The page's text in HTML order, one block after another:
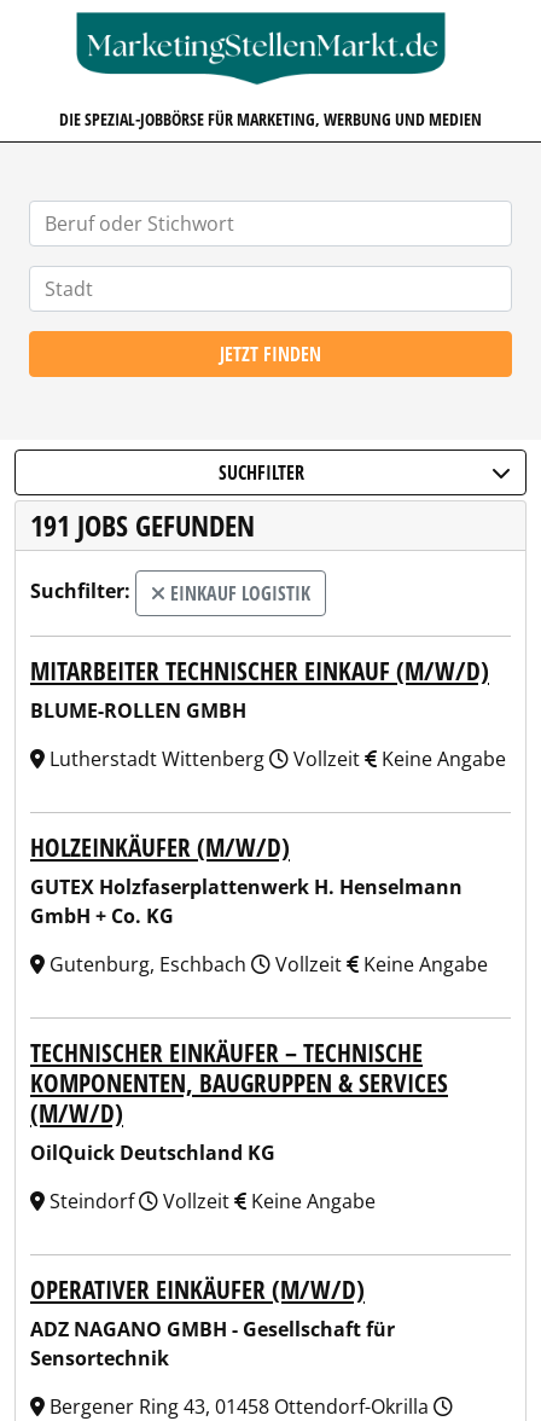
DIE SPEZIAL-JOBBÖRSE FÜR MARKETING, WERBUNG UND MEDIEN
JETZT FINDEN
SUCHFILTER
191 JOBS GEFUNDEN
Suchfilter: EINKAUF LOGISTIK
MITARBEITER TECHNISCHER EINKAUF (M/W/D)
BLUME-ROLLEN GMBH
Lutherstadt Wittenberg
Vollzeit Keine Angabe
HOLZEINKÄUFER (M/W/D)
GUTEX Holzfaserplattenwerk H. Henselmann
GmbH + Co. KG
Gutenburg, Eschbach
Vollzeit Keine Angabe
TECHNISCHER EINKÄUFER – TECHNISCHE
KOMPONENTEN, BAUGRUPPEN & SERVICES
(M/W/D)
OilQuick Deutschland KG
Steindorf
Vollzeit Keine Angabe
OPERATIVER EINKÄUFER (M/W/D)
ADZ NAGANO GMBH - Gesellschaft für
Sensortechnik
Bergener Ring 43, 01458 Ottendorf-Okrilla